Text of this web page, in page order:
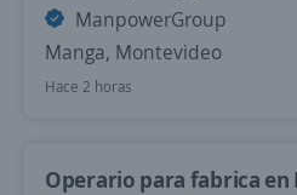
ManpowerGroup
Manga, Montevideo
Hace 2 horas
Operario para fabrica en